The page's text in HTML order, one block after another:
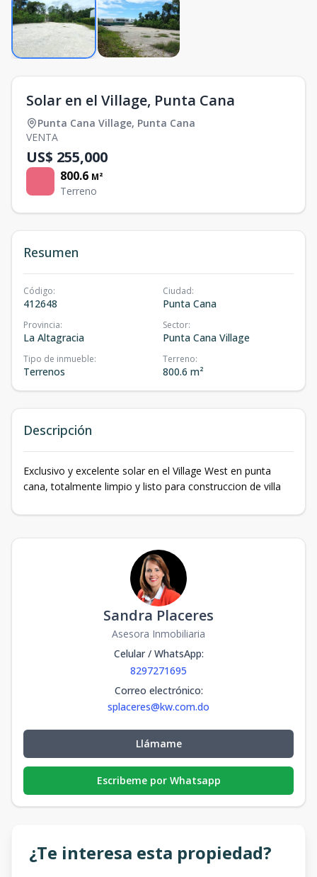
Solar en el Village, Punta Cana
Punta Cana Village, Punta Cana
VENTA
US$ 255,000
800.6 M²
Terreno
Resumen
Código:
412648
Ciudad:
Punta Cana
Provincia:
La Altagracia
Sector:
Punta Cana Village
Tipo de inmueble:
Terrenos
Terreno:
800.6 m²
Descripción
Exclusivo y excelente solar en el Village West en punta
cana, totalmente limpio y listo para construccion de villa
Sandra Placeres
Asesora Inmobiliaria
Celular / WhatsApp:
8297271695
Correo electrónico:
splaceres@kw.com.do
Llámame
Escribeme por Whatsapp
¿Te interesa esta propiedad?